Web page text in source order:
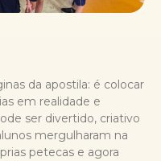
da apostila: é colocar
em realidade e
ser divertido, criativo
mergulharam na
petecas e agora